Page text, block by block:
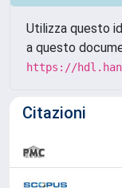
Utilizza questo
a questo
https://
Citazioni